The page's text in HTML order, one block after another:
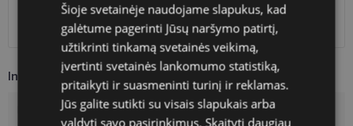
Informacija apie prekę
Prekės ženklas VERTICE
Omniva paštomatai
DPD kurjeris
Šioje svetainėje naudojame slapukus, kad
galėtume pagerinti Jūsų naršymo patirtį,
užtikrinti tinkamą svetainės veikimą,
įvertinti svetainės lankomumo statistiką,
pritaikyti ir suasmeninti turinį ir reklamas.
Jūs galite sutikti su visais slapukais arba
valdyti savo pasirinkimus. Skaityti daugiau